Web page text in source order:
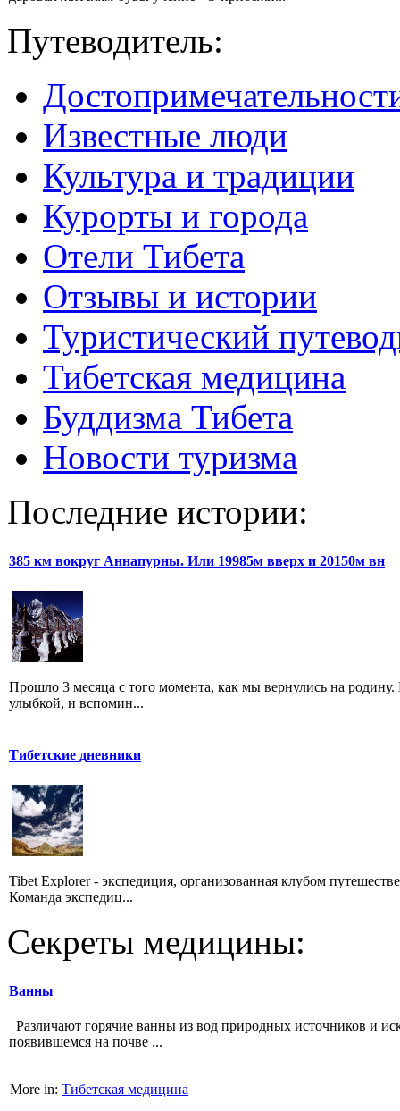
Путеводитель:
Известные люди
Культура и традиции
Курорты и города
Отели Тибета
Отзывы и истории
Туристический
Тибетская медицина
Буддизма Тибета
Новости туризма
Последние истории:
385 км вокруг Аннапурны. Или 19985м вверх и 20150м вн
Прошло 3 месяца с того момента, как мы вернулись на
улыбкой, и вспомин...
Тибетские дневники
Tibet Explorer - экспедиция, организованная клубом
Команда экспедиц...
Секреты медицины:
Ванны
Различают горячие ванны из вод природных источни­ков и
появившемся на почве ...
More in: Тибетская медицина